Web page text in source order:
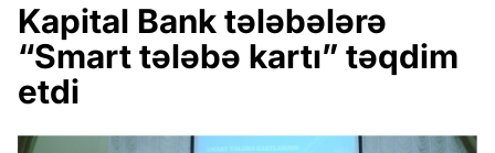
Kapital Bank tələbələrə
“Smart tələbə kartı” təqdim
etdi